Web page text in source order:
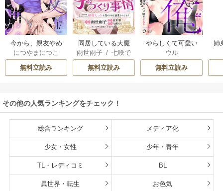
今から、親友やめ
ようか。～腐れ縁
同僚は甘い快楽で
私を壊す～
につやまにつこ
無料立読み
同居している大魔
法使い様の子づく
り事情 こっそり家
を出るつもりが、
るほど溺愛されて
ます
雨世雨子 /七咲で
/ 佐倉響 /
が月見
無料立読み
やらしくて可愛い
俺の凛ちゃん。～
隣人後輩くんのイ
キすぎた執着にハ
ウル
無料立読み
姉
その他の人気ランキングをチェック！
総合ランキング メディア化
少女・女性 少年・青年
TL・レディコミ BL
異世界・転生 お色気